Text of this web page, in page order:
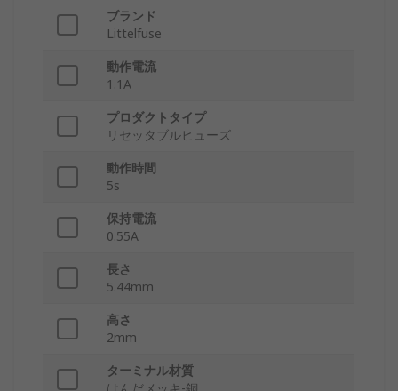
ブランド
Littelfuse
動作電流
1.1A
プロダクトタイプ
リセッタブルヒューズ
動作時間
5s
保持電流
0.55A
長さ
5.44mm
高さ
2mm
ターミナル材質